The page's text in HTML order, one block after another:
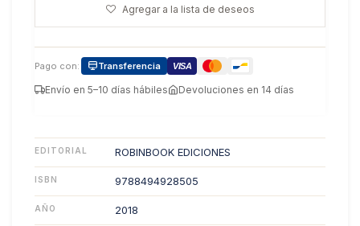
Agregar a la lista de deseos
Pago con: Transferencia VISA
Envío en 5–10 días hábiles Devoluciones en 14 días
EDITORIAL ROBINBOOK EDICIONES
ISBN 9788494928505
AÑO 2018